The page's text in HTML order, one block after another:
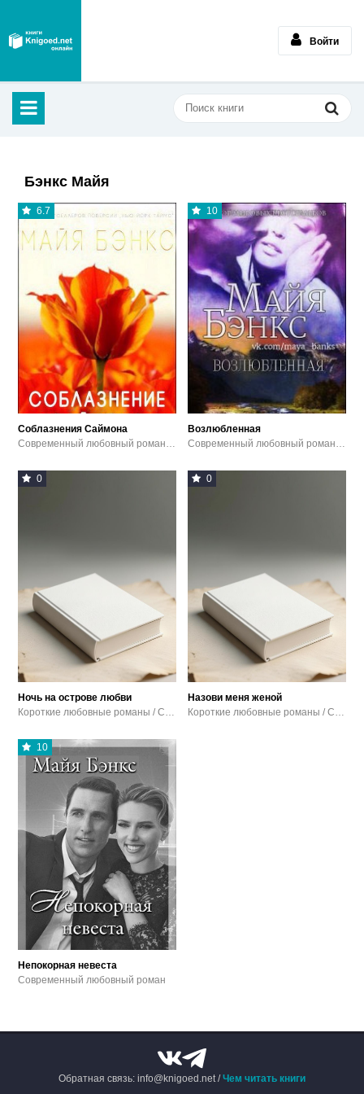
Войти
Бэнкс Майя
6.7
Соблазнения Саймона
Современный любовный роман / Эротика
10
Возлюбленная
Современный любовный роман / Эротика
0
Ночь на острове любви
0
Назови меня женой
10
Непокорная невеста
Современный любовный роман
Обратная связь: info@knigoed.net /Чем читать книги